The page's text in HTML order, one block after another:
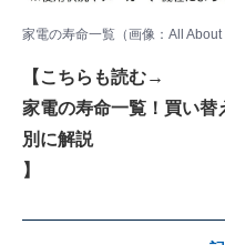
家電の寿命一覧（画像：All About
【こちらも読む→
家電の寿命一覧！買い替
別に解説
】